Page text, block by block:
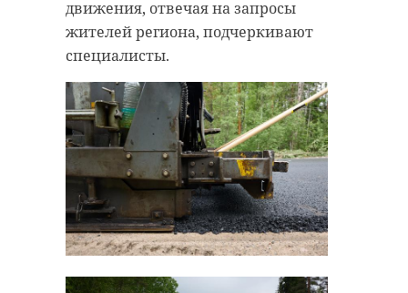
движения, отвечая на запросы
жителей региона, подчеркивают
специалисты.